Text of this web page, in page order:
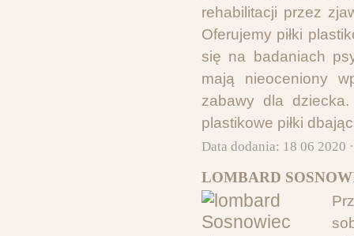
rehabilitacji przez
Oferujemy piłki
się na badaniach
mają nieoceniony
zabawy dla
plastikowe piłki
Data dodania: 18 06 2020
LOMBARD